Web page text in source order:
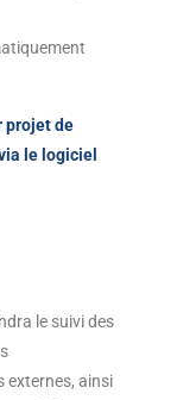
projet de
le logiciel
le suivi des
externes, ainsi